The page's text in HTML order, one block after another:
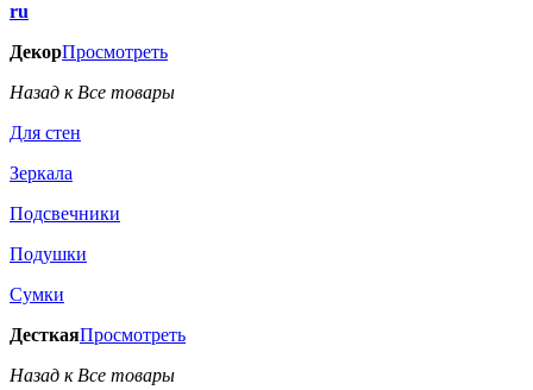
ru
ДекорПросмотреть
Назад к Все товары
Для стен
Зеркала
Подсвечники
Подушки
Сумки
ДесткаяПросмотреть
Назад к Все товары